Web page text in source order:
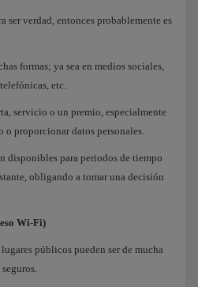
ser verdad, entonces probablemente es
formas; ya sea en medios sociales,
etc.
servicio o un premio, especialmente
o proporcionar datos personales.
disponibles para periodos de tiempo
obligando a tomar una decisión
Wi-Fi)
públicos pueden ser de mucha